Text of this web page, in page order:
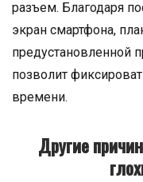
разъем. Благодаря
экран смартфона,
предустановленной
позволит
времени.
Другие